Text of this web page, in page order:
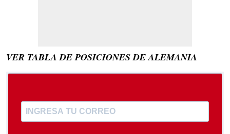
VER TABLA DE POSICIONES DE ALEMANIA